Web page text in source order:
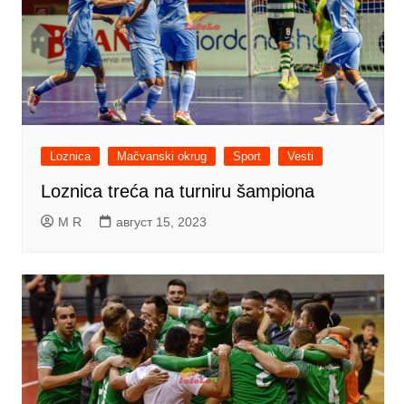
Loznica Mačvanski okrug Sport Vesti
Loznica treća na turniru šampiona
M R август 15, 2023